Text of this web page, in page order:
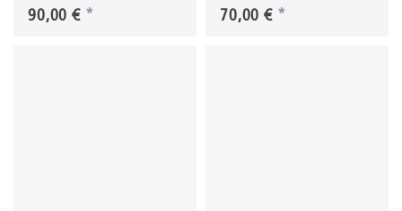
90,00 € * 70,00 € *